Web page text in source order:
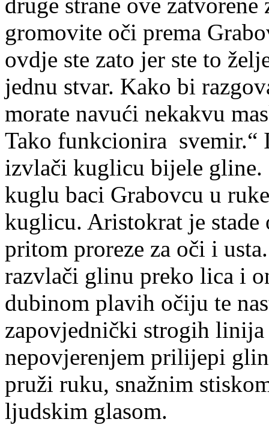
druge strane ove
gromovite oči prema
ovdje ste zato jer ste to
jednu stvar. Kako bi
morate navući nekakvu
Tako funkcionira svemir.“
izvlači kuglicu bijele gline.
kuglu baci Grabovcu u
kuglicu. Aristokrat je
pritom proreze za oči i
razvlači glinu preko lica i
dubinom plavih očiju te
zapovjednički strogih
nepovjerenjem prilijepi
pruži ruku, snažnim
ljudskim glasom.